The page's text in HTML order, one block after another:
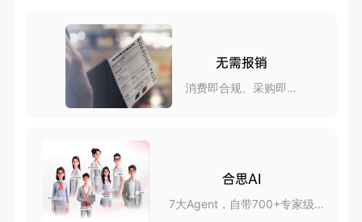
无需报销
消费即合规、采购即报
合思AI
7大Agent，自带700+专家级